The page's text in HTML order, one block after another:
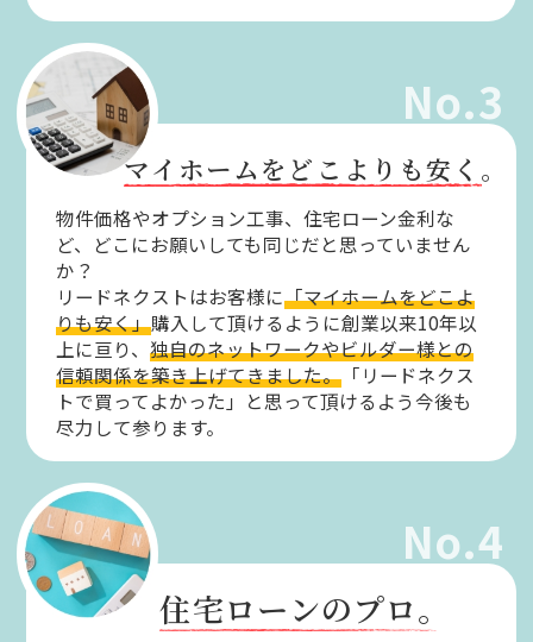
No.3
マイホームをどこよりも安く。
物件価格やオプション工事、住宅ローン金利な
ど、どこにお願いしても同じだと思っていません
か？
リードネクストはお客様に「マイホームをどこよ
りも安く」購入して頂けるように創業以来10年以
上に亘り、独自のネットワークやビルダー様との
信頼関係を築き上げてきました。 「リードネクス
トで買ってよかった」と思って頂けるよう今後も
尽力して参ります。
No.4
住宅ローンのプロ。